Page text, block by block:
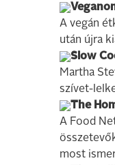
A vegán
után újra
Slow
Martha
szívet-
The
A Food
most